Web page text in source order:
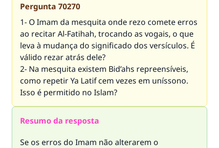
Pergunta 70270
1- O Imam da mesquita onde rezo comete erros
ao recitar Al-Fatihah, trocando as vogais, o que
leva à mudança do significado dos versículos. É
válido rezar atrás dele?
2- Na mesquita existem Bid’ahs repreensíveis,
como repetir Ya Latif cem vezes em uníssono.
Isso é permitido no Islam?
Resumo da resposta
Se os erros do Imam não alterarem o